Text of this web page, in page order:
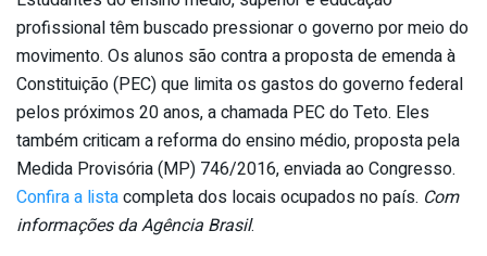
profissional têm buscado pressionar o governo por meio do
movimento. Os alunos são contra a proposta de emenda à
Constituição (PEC) que limita os gastos do governo federal
pelos próximos 20 anos, a chamada PEC do Teto. Eles
também criticam a reforma do ensino médio, proposta pela
Medida Provisória (MP) 746/2016, enviada ao Congresso.
Confira a listacompleta dos locais ocupados no país. Com
informações da Agência Brasil.